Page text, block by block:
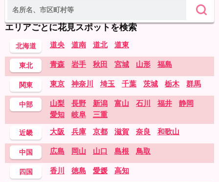
エリアごとに花見スポットを検索
北海道 道央 道南 道北 道東
東北 青森 岩手 秋田 宮城 山形 福島
関東 東京 神奈川 埼玉 千葉 茨城 栃木 群馬
中部 山梨 長野 新潟 富山 石川 福井
静岡
愛知
岐阜 三重
近畿 大阪 兵庫 京都 滋賀 奈良 和歌山
中国 広島 岡山 山口 島根 鳥取
四国 香川 徳島 愛媛 高知